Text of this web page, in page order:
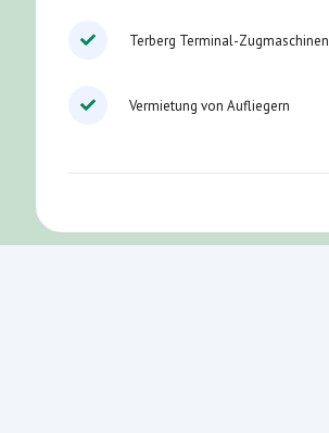
Terberg Terminal-Zugmaschinen
Vermietung von Aufliegern